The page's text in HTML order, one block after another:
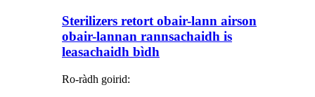
Sterilizers retort obair-lann airson
obair-lannan rannsachaidh is
leasachaidh bìdh
Ro-ràdh goirid: